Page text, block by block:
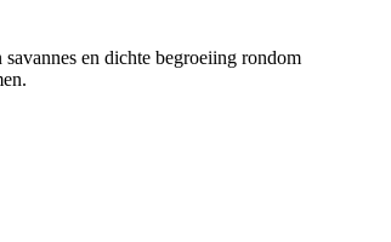
en dichte begroeiing rondom